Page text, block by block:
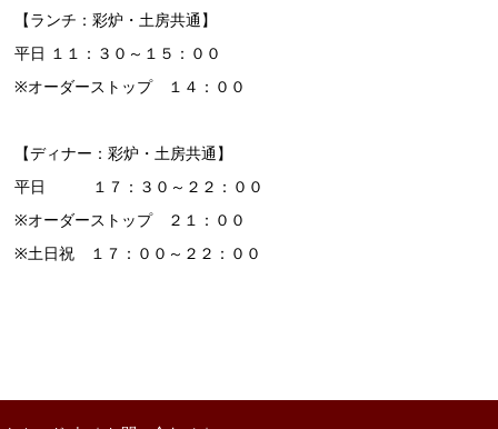
【ランチ：彩炉・土房共通】
平日 １１：３０～１５：００
※オーダーストップ １４：００
【ディナー：彩炉・土房共通】
平日 １７：３０～２２：００
※オーダーストップ ２１：００
※土日祝 １７：００～２２：００